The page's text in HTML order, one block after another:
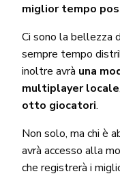
miglior tempo
Ci sono la bellezza
sempre tempo
inoltre avrà una
multiplayer locale
otto giocatori.
Non solo, ma chi è
avrà accesso alla
che registrerà i